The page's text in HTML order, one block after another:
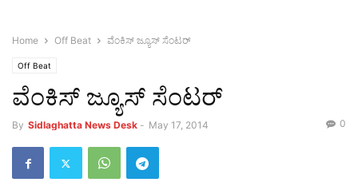
Home Off Beat ವೆಂಕಿಸ್ ಜ್ಯೂಸ್ ಸೆಂಟರ್
Off Beat
ವೆಂಕಿಸ್ ಜ್ಯೂಸ್ ಸೆಂಟರ್
By Sidlaghatta News Desk - May 17, 2014 0